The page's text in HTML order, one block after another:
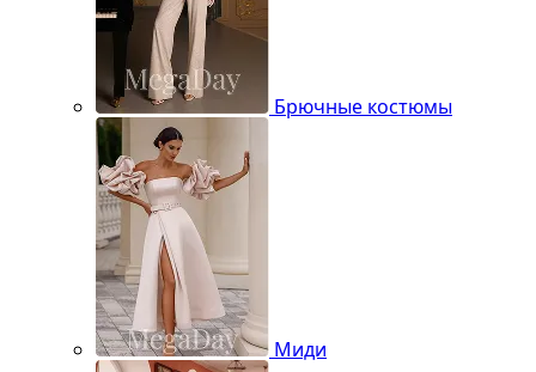
Брючные костюмы
Миди